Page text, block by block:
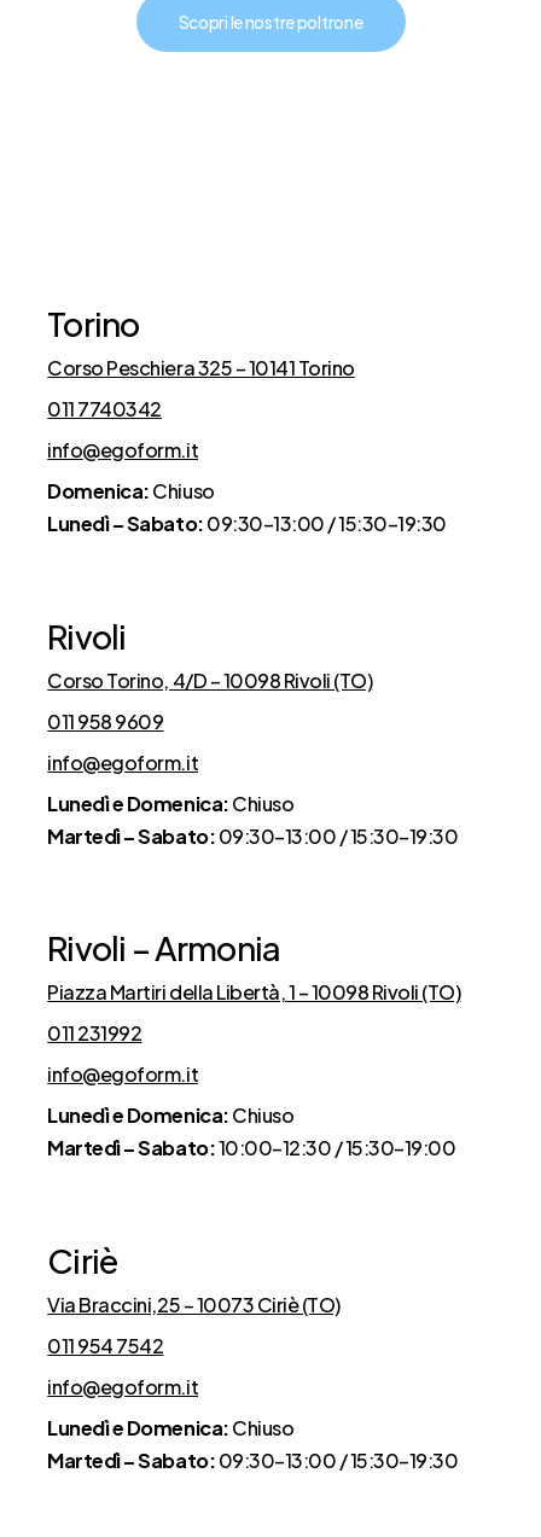
Scopri le nostre poltrone
Torino
Corso Peschiera 325 – 10141 Torino
011 7740342
info@egoform.it
Domenica:Chiuso
Lunedì – Sabato:09:30–13:00 / 15:30–19:30
Rivoli
Corso Torino, 4/D – 10098 Rivoli (TO)
011 958 9609
info@egoform.it
Lunedì e Domenica:Chiuso
Martedì – Sabato:09:30–13:00 / 15:30–19:30
Rivoli – Armonia
Piazza Martiri della Libertà, 1 – 10098 Rivoli (TO)
011 231992
info@egoform.it
Lunedì e Domenica:Chiuso
Martedì – Sabato:10:00–12:30 / 15:30–19:00
Ciriè
Via Braccini,25 – 10073 Ciriè (TO)
011 954 7542
info@egoform.it
Lunedì e Domenica:Chiuso
Martedì – Sabato:09:30–13:00 / 15:30–19:30